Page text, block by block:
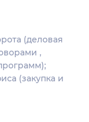
(деловая
,
(закупка и